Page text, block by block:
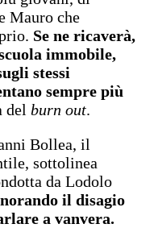
Mauro che
Se ne ricaverà,
immobile,
stessi
sempre più
del burn out.
Bollea, il
sottolinea
da Lodolo
il disagio
a vanvera.